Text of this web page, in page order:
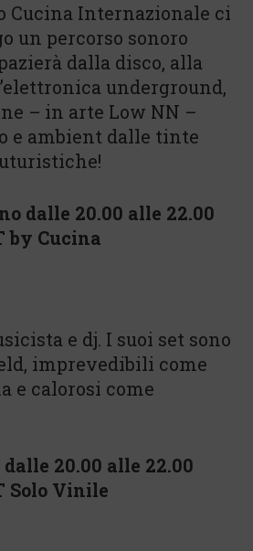
Cucina Internazionale ci
un percorso sonoro
dalla disco, alla
underground,
– in arte Low NN –
e ambient dalle tinte
dalle 20.00 alle 22.00
by Cucina
e dj. I suoi set sono
imprevedibili come
e calorosi come
20.00 alle 22.00
Solo Vinile